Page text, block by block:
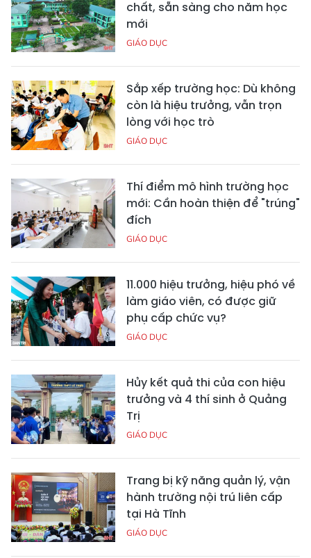
chất, sẵn sàng cho năm học
mới
GIÁO DỤC
Sắp xếp trường học: Dù không
còn là hiệu trưởng, vẫn trọn
lòng với học trò
GIÁO DỤC
Thí điểm mô hình trường học
mới: Cần hoàn thiện để "trúng"
đích
GIÁO DỤC
11.000 hiệu trưởng, hiệu phó về
làm giáo viên, có được giữ
phụ cấp chức vụ?
GIÁO DỤC
Hủy kết quả thi của con hiệu
trưởng và 4 thí sinh ở Quảng
Trị
GIÁO DỤC
Trang bị kỹ năng quản lý, vận
hành trường nội trú liên cấp
tại Hà Tĩnh
GIÁO DỤC